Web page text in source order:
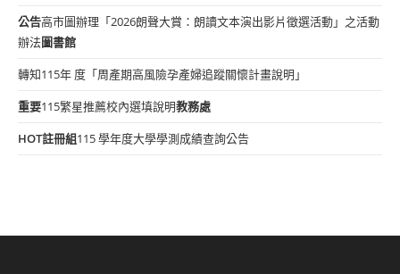
公告高市圖辦理「2026朗聲大賞：朗讀文本演出影片徵選活動」之活動
辦法圖書館
轉知115年 度「周產期高風險孕產婦追蹤關懷計畫說明」
重要115繁星推薦校內選填說明教務處
HOT註冊組115 學年度大學學測成績查詢公告